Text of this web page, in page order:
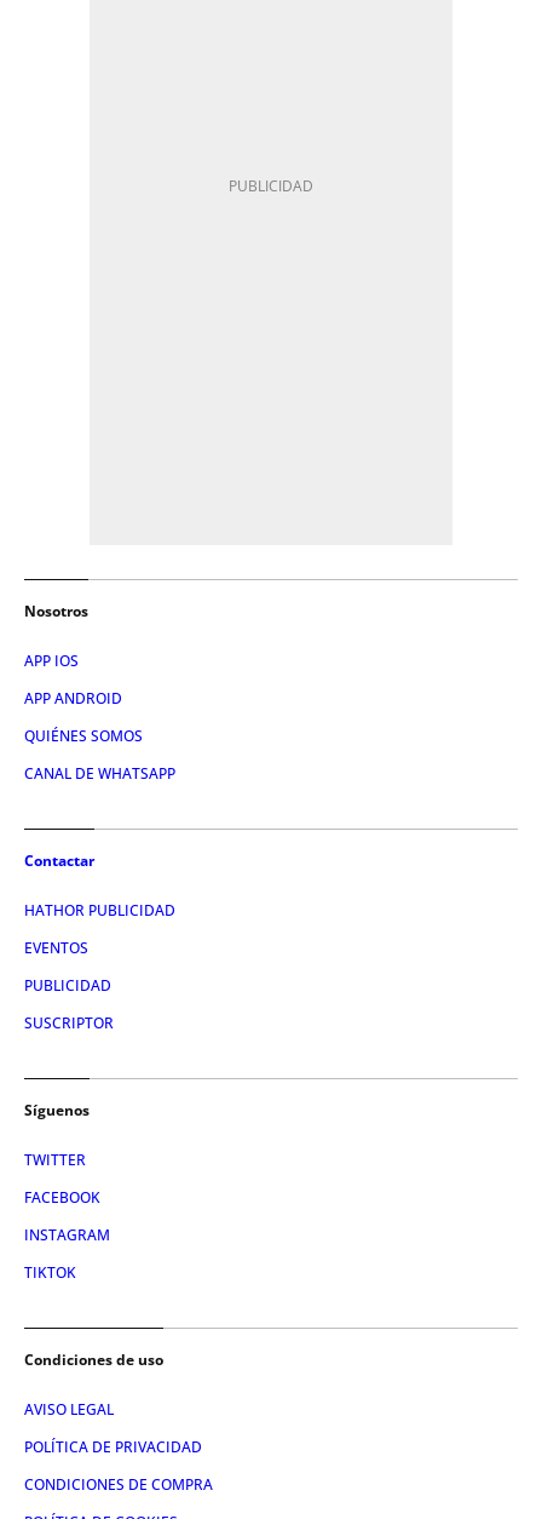
Nosotros
APP IOS
APP ANDROID
QUIÉNES SOMOS
CANAL DE WHATSAPP
Contactar
HATHOR PUBLICIDAD
EVENTOS
PUBLICIDAD
SUSCRIPTOR
Síguenos
TWITTER
FACEBOOK
INSTAGRAM
TIKTOK
Condiciones de uso
AVISO LEGAL
POLÍTICA DE PRIVACIDAD
CONDICIONES DE COMPRA